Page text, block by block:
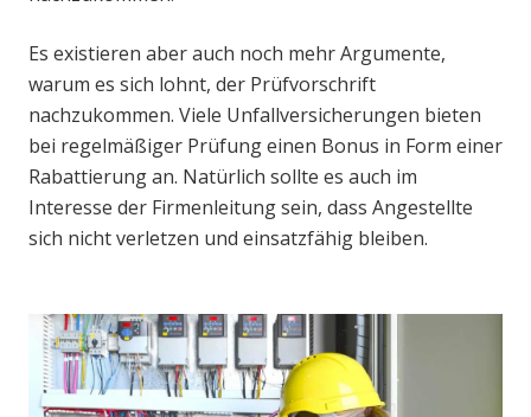
Es existieren aber auch noch mehr Argumente,
warum es sich lohnt, der Prüfvorschrift
nachzukommen. Viele Unfallversicherungen bieten
bei regelmäßiger Prüfung einen Bonus in Form einer
Rabattierung an. Natürlich sollte es auch im
Interesse der Firmenleitung sein, dass Angestellte
sich nicht verletzen und einsatzfähig bleiben.